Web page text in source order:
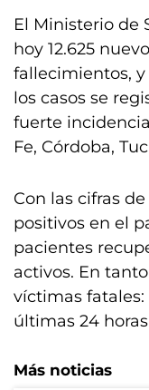
El Ministerio de
hoy 12.625
fallecimientos,
los casos se
fuerte
Fe, Córdoba,
Con las cifras
positivos en el
pacientes
activos. En
víctimas fatales:
últimas 24 horas
Más noticias